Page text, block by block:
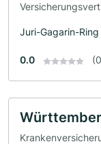
Juri-Gagarin-
0.0